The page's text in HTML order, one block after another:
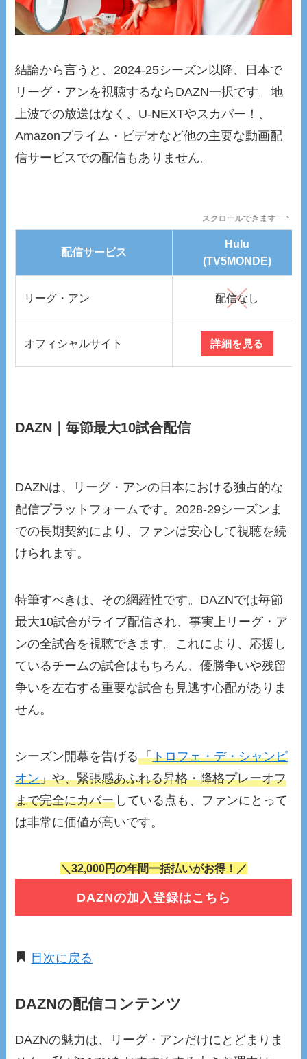
結論から言うと、2024-25シーズン以降、日本で
リーグ・アンを視聴するならDAZN一択です。地
上波での放送はなく、U-NEXTやスカパー！、
Amazonプライム・ビデオなど他の主要な動画配
信サービスでの配信もありません。
スクロールできます
配信サービス
Hulu
(TV5MONDE)
リーグ・アン 配信なし
オフィシャルサイト 詳細を見る
DAZN｜毎節最大10試合配信
DAZNは、リーグ・アンの日本における独占的な
配信プラットフォームです。2028-29シーズンま
での長期契約により、ファンは安心して視聴を続
けられます。
特筆すべきは、その網羅性です。DAZNでは毎節
最大10試合がライブ配信され、事実上リーグ・ア
ンの全試合を視聴できます。これにより、応援し
ているチームの試合はもちろん、優勝争いや残留
争いを左右する重要な試合も見逃す心配がありま
せん。
シーズン開幕を告げる「トロフェ・デ・シャンピ
オン」や、緊張感あふれる昇格・降格プレーオフ
まで完全にカバー している点も、ファンにとって
は非常に価値が高いです。
＼32,000円の年間一括払いがお得！／
DAZNの加入登録はこちら
目次に戻る
DAZNの配信コンテンツ
DAZNの魅力は、リーグ・アンだけにとどまりま